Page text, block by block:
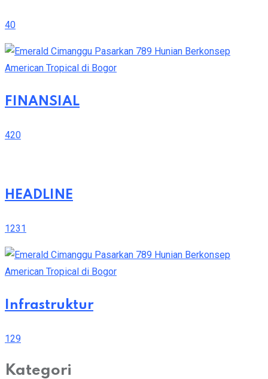
40
FINANSIAL
420
HEADLINE
1231
Infrastruktur
129
Kategori